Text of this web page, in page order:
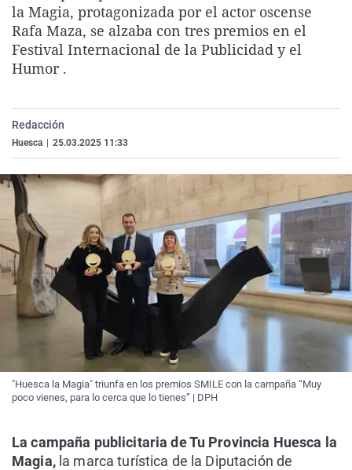
La rosa de los vientos
Gente viajera
Caso
Retornados
Extremadura
Galicia
Virales
Televisión
la Magia, protagonizada por el actor oscense
Rafa Maza, se alzaba con tres premios en el
Festival Internacional de la Publicidad y el
Humor .
Redacción
Huesca 25.03.2025 11:33
"Huesca la Magia" triunfa en los premios SMILE con la campaña “Muy
poco vienes, para lo cerca que lo tienes” | DPH
La campaña publicitaria de Tu Provincia Huesca la
Magia, la marca turística de la Diputación de